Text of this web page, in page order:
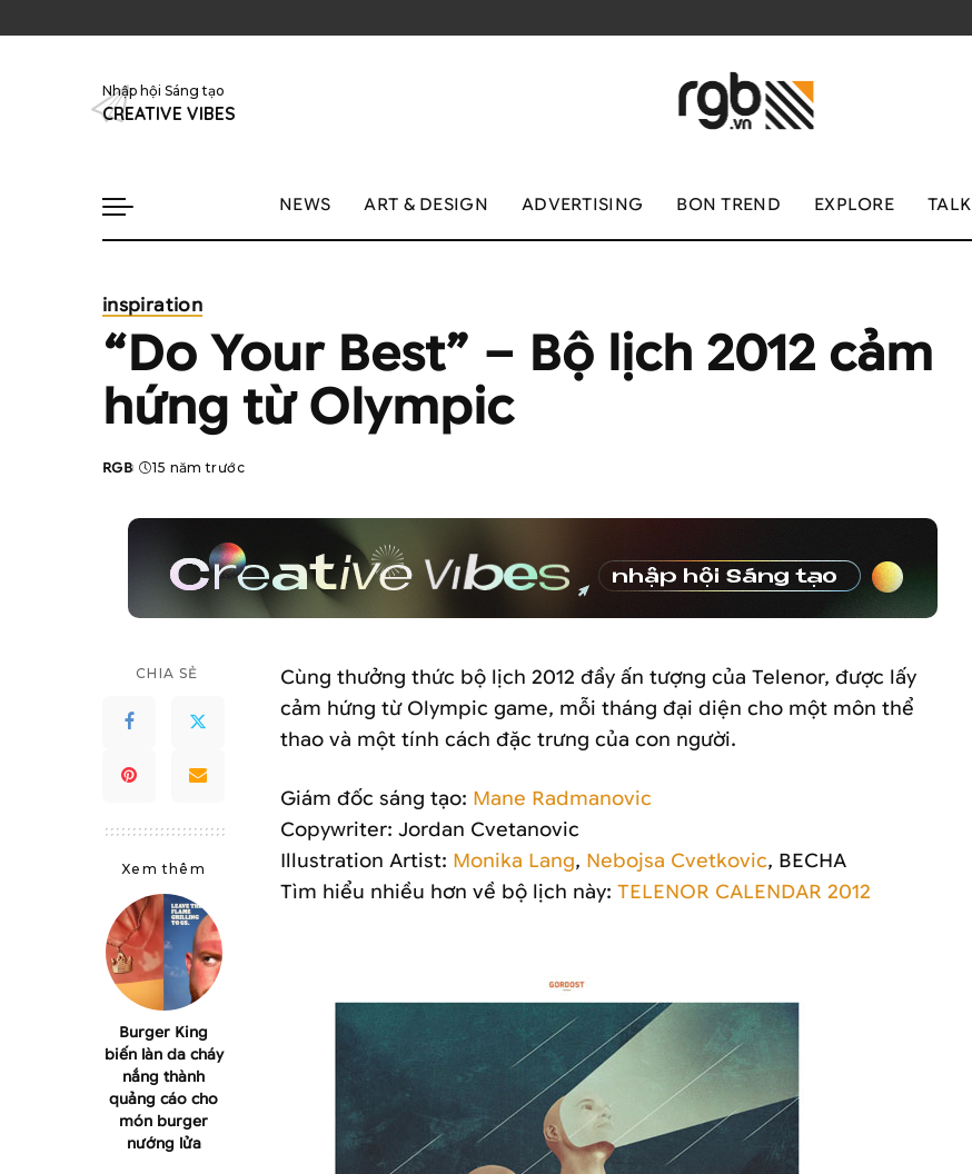
Nhập hội Sáng tạo
CREATIVE VIBES
NEWS ART & DESIGN ADVERTISING BON TREND EXPLORE TALK
inspiration
“Do Your Best” – Bộ lịch 2012 cảm
hứng từ Olympic
Posted
RGB 15 năm trước
CHIA SẺ
Xem thêm
Burger King
biến làn da cháy
nắng thành
quảng cáo cho
món burger
nướng lửa
Cùng thưởng thức bộ lịch 2012 đầy ấn tượng của Telenor, được lấy
cảm hứng từ Olympic game, mỗi tháng đại diện cho một môn thể
thao và một tính cách đặc trưng của con người.
Giám đốc sáng tạo: Mane Radmanovic
Copywriter: Jordan Cvetanovic
Illustration Artist: Monika Lang, Nebojsa Cvetkovic, BECHA
Tìm hiểu nhiều hơn về bộ lịch này: TELENOR CALENDAR 2012